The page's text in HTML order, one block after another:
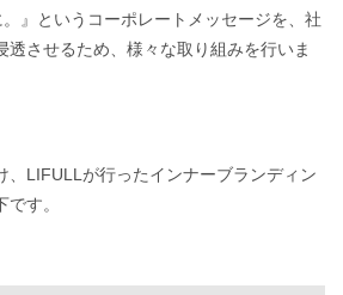
』というコーポレートメッセージを、社
透させるため、様々な取り組みを行いま
、LIFULLが行ったインナーブランディン
す。